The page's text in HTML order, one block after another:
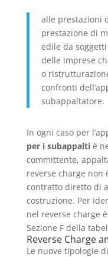
alle prestazioni
prestazione di
edile da
delle imprese
o
confronti
subappaltatore.
In ogni caso per
per i subappaltiè
committente,
reverse charge non
contratto diretto di
costruzione. Per
nel reverse charge
Sezione F della
Reverse Charge
Le nuove tipologie